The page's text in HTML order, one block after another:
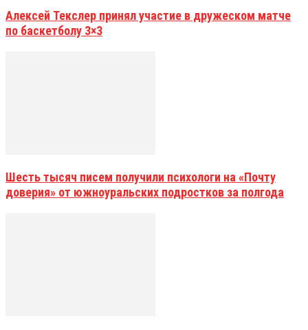
Алексей Текслер принял участие в дружеском матче
по баскетболу 3×3
Шесть тысяч писем получили психологи на «Почту
доверия» от южноуральских подростков за полгода